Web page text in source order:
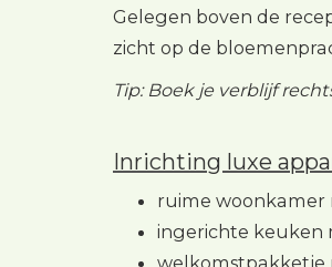
Gelegen boven de
zicht op de
Tip: Boek je verblijf
Inrichting luxe
ruime woonkamer
ingerichte keuken